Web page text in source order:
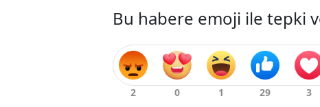
Bu habere emoji ile tepki